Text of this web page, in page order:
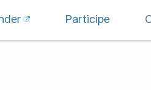
Participe